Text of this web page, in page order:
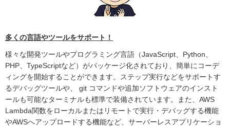
多くの言語やツールをサポート！
様々な開発ツールやプログラミング言語（JavaScript、Python、
PHP、TypeScriptなど）がパッケージ化されており、簡単にコーデ
ィングを開始することができます。ステップ実行などをサポートす
るデバッグツールや、 git コマンドや追加ソフトウェアのインスト
ールも可能なターミナルも標準で装備されています。また、AWS
Lambda関数をローカルまたはリモートで実行・デバッグする機能
やAWSへアップロードする機能など、サーバーレスアプリケーショ